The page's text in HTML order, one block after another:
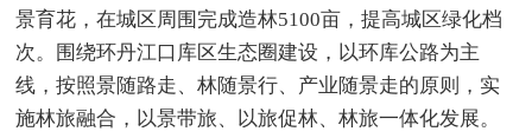
景育花，在城区周围完成造林5100亩，提高城区绿化档
次。围绕环丹江口库区生态圈建设，以环库公路为主
线，按照景随路走、林随景行、产业随景走的原则，实
施林旅融合，以景带旅、以旅促林、林旅一体化发展。